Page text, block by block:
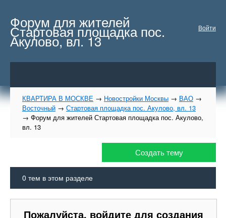
Войти
Форум для жителей
Стартовая площадка пос.
Акулово, вл. 13
КВАРТИРА В МОСКВЕ → Новостройки Москвы → ВАО →
Восточный → Стартовая площадка пос. Акулово, вл. 13
→ Форум для жителей Стартовая площадка пос. Акулово,
вл. 13
Создать тему
0 тем в этом разделе
Пожалуйста, войдите для создания